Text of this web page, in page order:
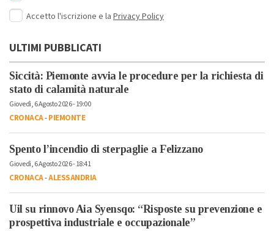
Accetto l'iscrizione e la Privacy Policy
ULTIMI PUBBLICATI
Siccità: Piemonte avvia le procedure per la richiesta di
stato di calamità naturale
Giovedì, 6 Agosto 2026 - 19:00
CRONACA-PIEMONTE
Spento l’incendio di sterpaglie a Felizzano
Giovedì, 6 Agosto 2026 - 18:41
CRONACA-ALESSANDRIA
Uil su rinnovo Aia Syensqo: “Risposte su prevenzione e
prospettiva industriale e occupazionale”